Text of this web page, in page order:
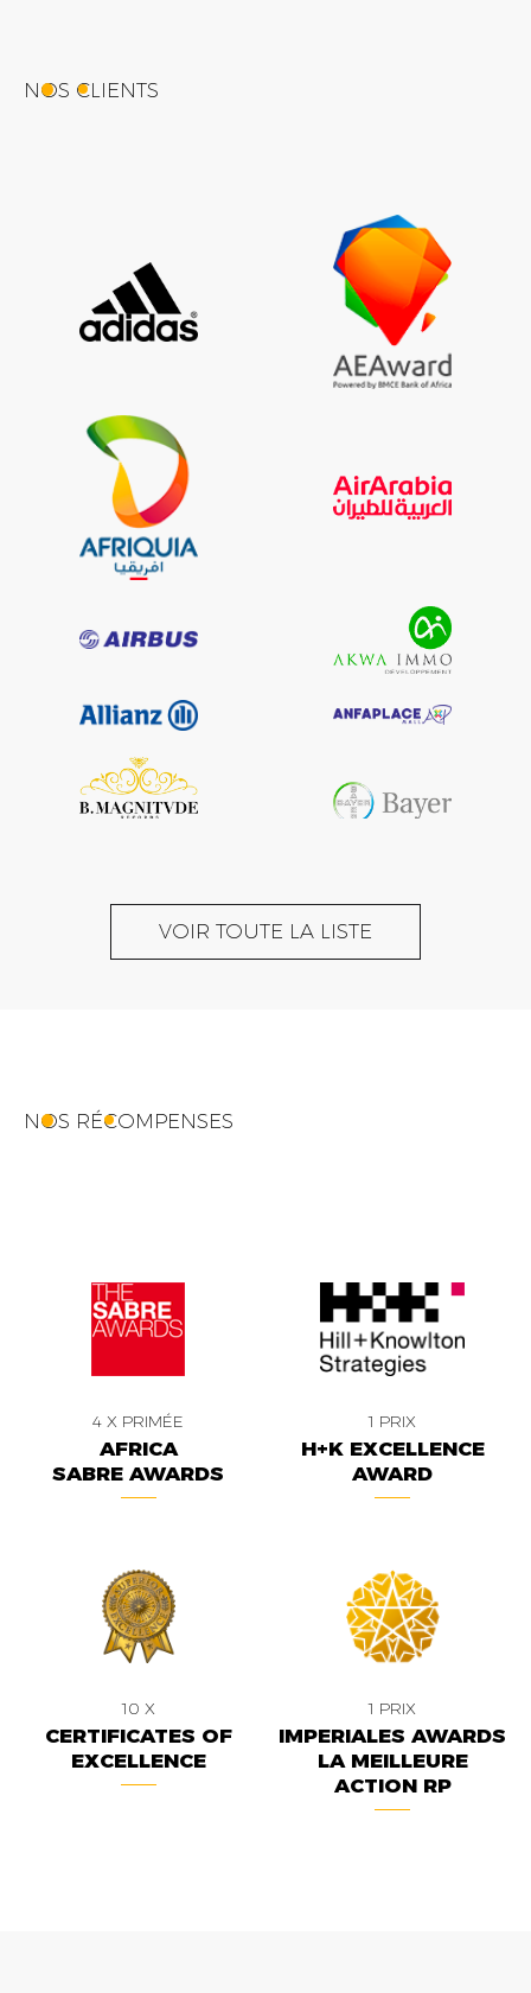
NOS CLIENTS
VOIR TOUTE LA LISTE
NOS RÉCOMPENSES
4 X PRIMÉE
AFRICA
SABRE AWARDS
1 PRIX
H+K EXCELLENCE
AWARD
10 X
CERTIFICATES OF
EXCELLENCE
1 PRIX
IMPERIALES AWARDS
LA MEILLEURE
ACTION RP